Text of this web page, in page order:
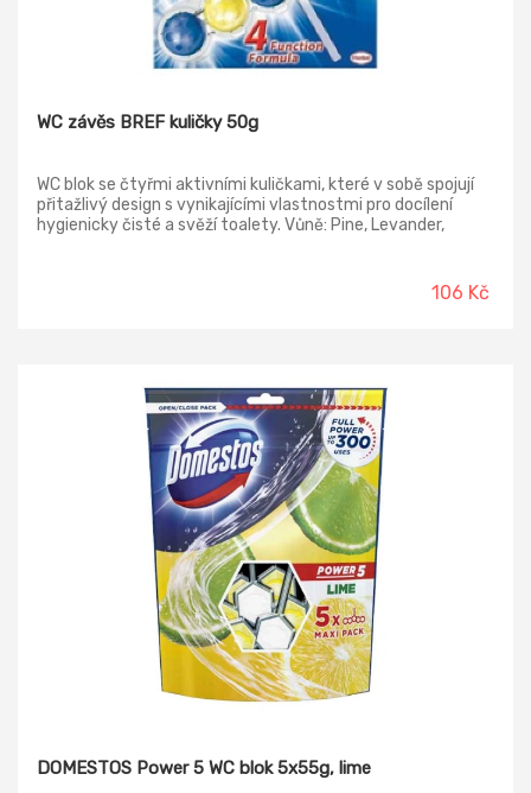
WC závěs BREF kuličky 50g
WC blok se čtyřmi aktivními kuličkami, které v sobě spojují
přitažlivý design s vynikajícími vlastnostmi pro docílení
hygienicky čisté a svěží toalety. Vůně: Pine, Levander,
106 Kč
DOMESTOS Power 5 WC blok 5x55g, lime